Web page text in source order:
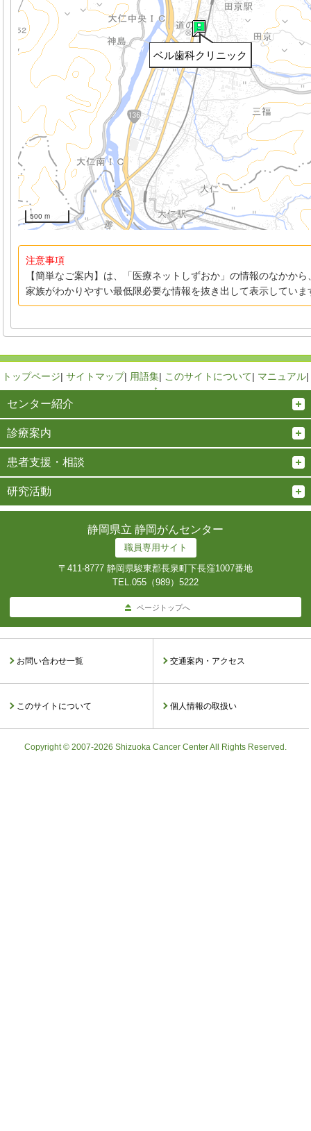
ベル歯科クリニック
500 m
注意事項
【簡単なご案内】は、「医療ネットしずおか」の情報のなかか
家族がわかりやすい最低限必要な情報を抜き出して表示していま
トップページ| サイトマップ| 用語集| このサイトについて| マニュアル|
↑
センター紹介
診療案内
患者支援・相談
研究活動
静岡県立 静岡がんセンター
職員専用サイト
〒411-8777 静岡県駿東郡長泉町下長窪1007番地
TEL.055（989）5222
ページトップへ
お問い合わせ一覧 交通案内・アクセス
このサイトについて 個人情報の取扱い
Copyright © 2007-2026 Shizuoka Cancer Center All Rights Reserved.